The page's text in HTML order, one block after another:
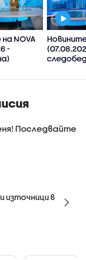
NOVA
-
Последвайте
източници в